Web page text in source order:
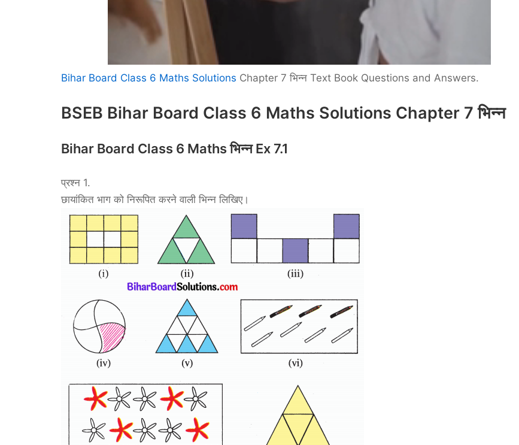
Bihar Board Class 6 Maths Solutions Chapter 7 भिन्न Text Book Questions and Answers.
BSEB Bihar Board Class 6 Maths Solutions Chapter 7 भिन्न
Bihar Board Class 6 Maths भिन्न Ex 7.1
प्रश्न 1.
छायांकित भाग को निरूपित करने वाली भिन्न लिखिए।